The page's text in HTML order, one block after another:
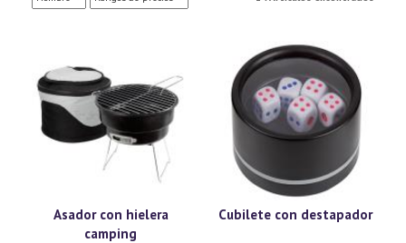
Asador con hielera
camping
Cubilete con destapador